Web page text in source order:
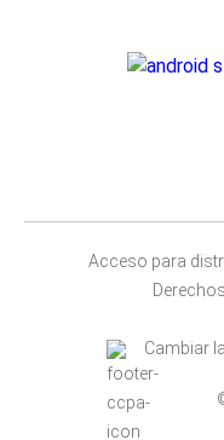
Acceso para
Cambiar